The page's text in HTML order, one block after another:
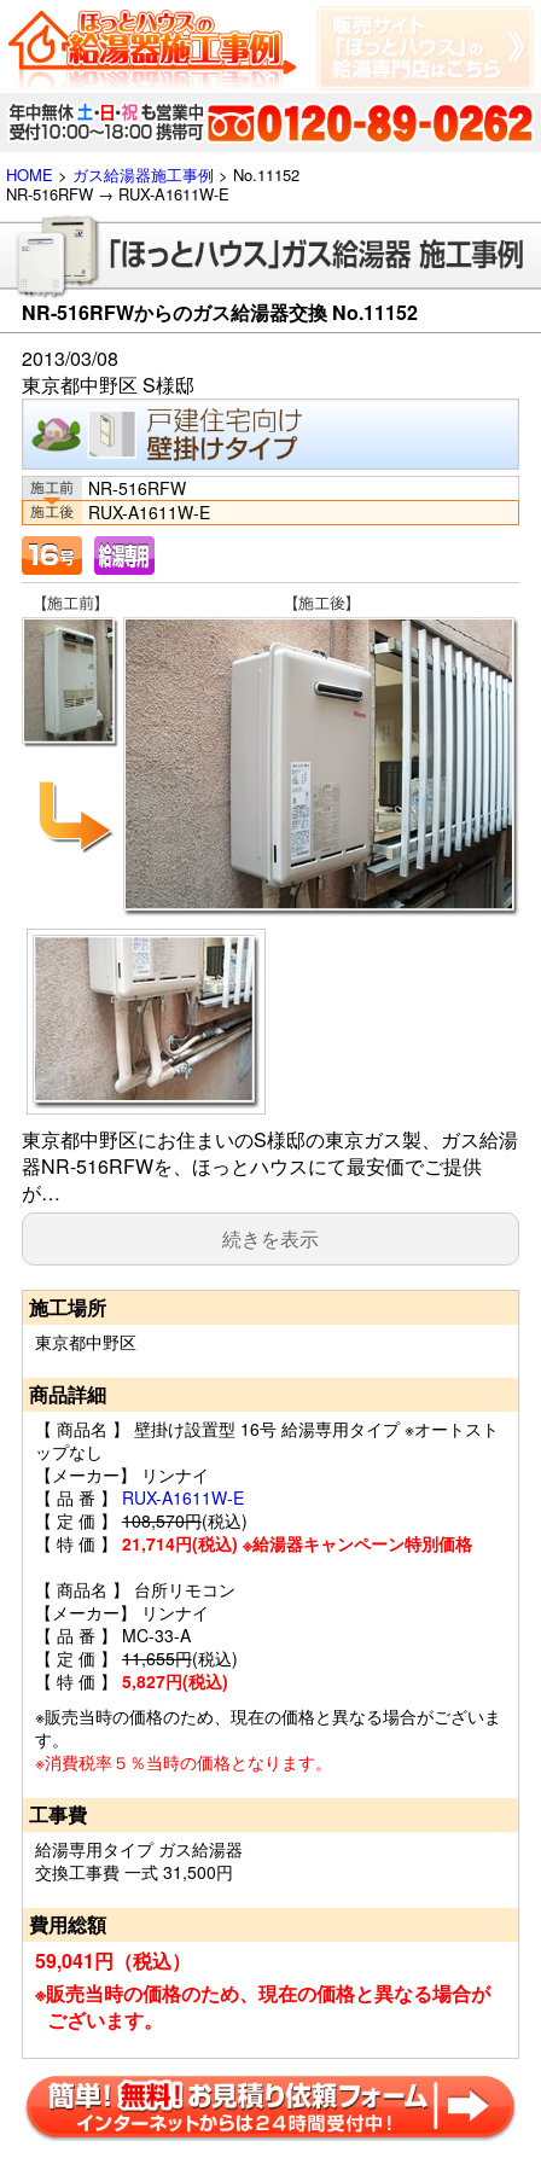
HOME > ガス給湯器施工事例 > No.11152
NR-516RFW → RUX-A1611W-E
NR-516RFWからのガス給湯器交換 No.11152
2013/03/08
東京都中野区 S様邸
NR-516RFW
RUX-A1611W-E
東京都中野区にお住まいのS様邸の東京ガス製、ガス給湯
器NR-516RFWを、ほっとハウスにて最安価でご提供
が…
続きを表示
施工場所
東京都中野区
商品詳細
【 商品名 】 壁掛け設置型 16号 給湯専用タイプ ※オートスト
ップなし
【メーカー】 リンナイ
【 品 番 】 RUX-A1611W-E
【 定 価 】 108,570円(税込)
【 特 価 】 21,714円(税込) ※給湯器キャンペーン特別価格
【 商品名 】 台所リモコン
【メーカー】 リンナイ
【 品 番 】 MC-33-A
【 定 価 】 11,655円(税込)
【 特 価 】 5,827円(税込)
※販売当時の価格のため、現在の価格と異なる場合がございま
す。
※消費税率５％当時の価格となります。
工事費
給湯専用タイプ ガス給湯器
交換工事費 一式 31,500円
費用総額
59,041円（税込）
※販売当時の価格のため、現在の価格と異なる場合が
ございます。